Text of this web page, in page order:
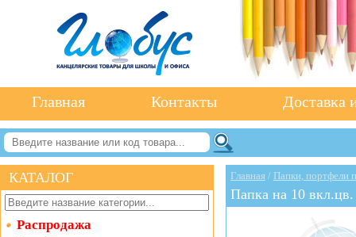
Главная Контакты Доставка
КАТАЛОГ
Распродажа
Главная / Папки, портфели
Папка на 10